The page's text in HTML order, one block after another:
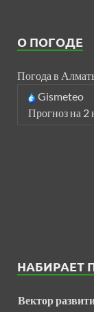
О ПОГОДЕ
Погода в
Gismeteo
Прогноз на 2
НАБИРАЕТ
Вектор